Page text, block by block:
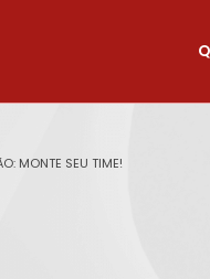
MONTE SEU TIME!